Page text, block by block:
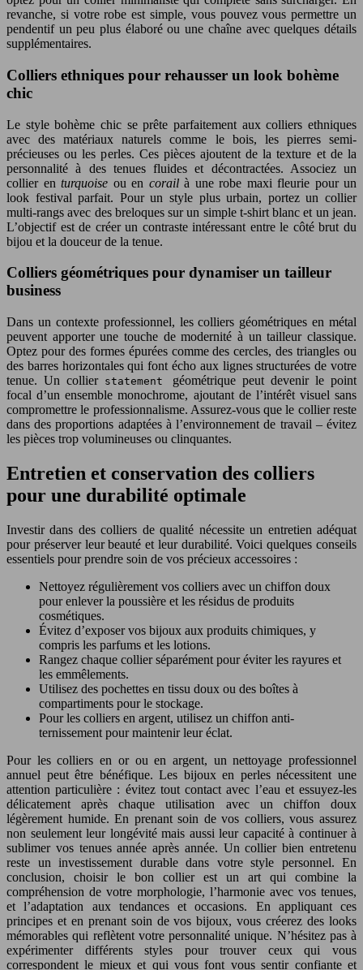
revanche, si votre robe est simple, vous pouvez vous permettre un
pendentif un peu plus élaboré ou une chaîne avec quelques détails
supplémentaires.
Colliers ethniques pour rehausser un look bohème
chic
Le style bohème chic se prête parfaitement aux colliers ethniques
avec des matériaux naturels comme le bois, les pierres semi-
précieuses ou les perles. Ces pièces ajoutent de la texture et de la
personnalité à des tenues fluides et décontractées. Associez un
collier en turquoise ou en corail à une robe maxi fleurie pour un
look festival parfait. Pour un style plus urbain, portez un collier
multi-rangs avec des breloques sur un simple t-shirt blanc et un jean.
L’objectif est de créer un contraste intéressant entre le côté brut du
bijou et la douceur de la tenue.
Colliers géométriques pour dynamiser un tailleur
business
Dans un contexte professionnel, les colliers géométriques en métal
peuvent apporter une touche de modernité à un tailleur classique.
Optez pour des formes épurées comme des cercles, des triangles ou
des barres horizontales qui font écho aux lignes structurées de votre
tenue. Un collier statement géométrique peut devenir le point
focal d’un ensemble monochrome, ajoutant de l’intérêt visuel sans
compromettre le professionnalisme. Assurez-vous que le collier reste
dans des proportions adaptées à l’environnement de travail – évitez
les pièces trop volumineuses ou clinquantes.
Entretien et conservation des colliers
pour une durabilité optimale
Investir dans des colliers de qualité nécessite un entretien adéquat
pour préserver leur beauté et leur durabilité. Voici quelques conseils
essentiels pour prendre soin de vos précieux accessoires :
Nettoyez régulièrement vos colliers avec un chiffon doux
pour enlever la poussière et les résidus de produits
cosmétiques.
Évitez d’exposer vos bijoux aux produits chimiques, y
compris les parfums et les lotions.
Rangez chaque collier séparément pour éviter les rayures et
les emmêlements.
Utilisez des pochettes en tissu doux ou des boîtes à
compartiments pour le stockage.
Pour les colliers en argent, utilisez un chiffon anti-
ternissement pour maintenir leur éclat.
Pour les colliers en or ou en argent, un nettoyage professionnel
annuel peut être bénéfique. Les bijoux en perles nécessitent une
attention particulière : évitez tout contact avec l’eau et essuyez-les
délicatement après chaque utilisation avec un chiffon doux
légèrement humide. En prenant soin de vos colliers, vous assurez
non seulement leur longévité mais aussi leur capacité à continuer à
sublimer vos tenues année après année. Un collier bien entretenu
reste un investissement durable dans votre style personnel. En
conclusion, choisir le bon collier est un art qui combine la
compréhension de votre morphologie, l’harmonie avec vos tenues,
et l’adaptation aux tendances et occasions. En appliquant ces
principes et en prenant soin de vos bijoux, vous créerez des looks
mémorables qui reflètent votre personnalité unique. N’hésitez pas à
expérimenter différents styles pour trouver ceux qui vous
correspondent le mieux et qui vous font vous sentir confiante et